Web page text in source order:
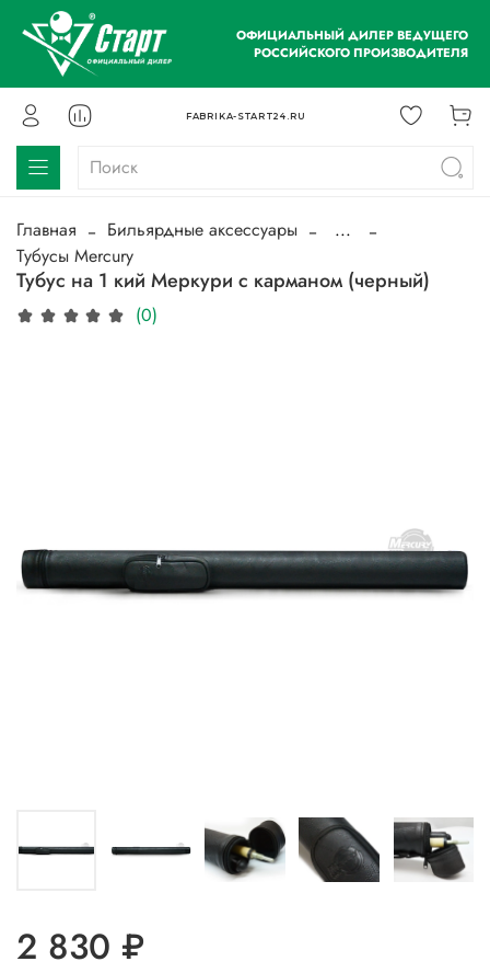
ОФИЦИАЛЬНЫЙ ДИЛЕР ВЕДУЩЕГО
РОССИЙСКОГО ПРОИЗВОДИТЕЛЯ
FABRIKA-START24.RU
Главная Бильярдные аксессуары
...
Тубусы Mercury
Тубус на 1 кий Меркури с карманом (черный)
(0)
2 830 ₽